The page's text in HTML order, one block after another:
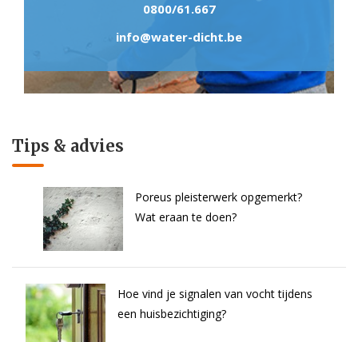
0800/61.667
info@water-dicht.be
Tips & advies
Poreus pleisterwerk opgemerkt?
Wat eraan te doen?
Hoe vind je signalen van vocht tijdens
een huisbezichtiging?